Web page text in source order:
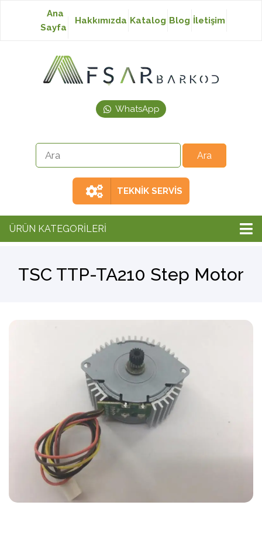
Baskısız Etiket
Japon Akmaz Yıkama
Ribon
Ana
Sayfa
Hakkımızda Katalog Blog İletişim
WhatsApp
TEKNİK SERVİS
ÜRÜN KATEGORİLERİ
TSC TTP-TA210 Step Motor